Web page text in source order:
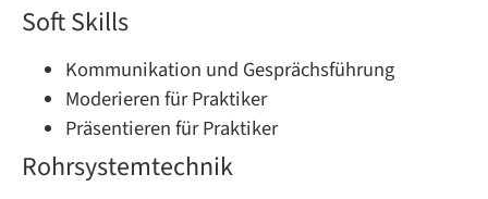
Soft Skills
Kommunikation und Gesprächsführung
Moderieren für Praktiker
Präsentieren für Praktiker
Rohrsystemtechnik